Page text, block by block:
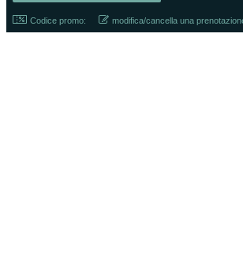
Codice promo: modifica/cancella una